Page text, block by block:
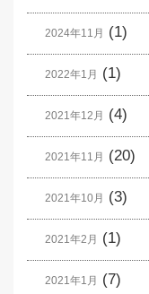
2024年11月 (1)
2022年1月 (1)
2021年12月 (4)
2021年11月 (20)
2021年10月 (3)
2021年2月 (1)
2021年1月 (7)